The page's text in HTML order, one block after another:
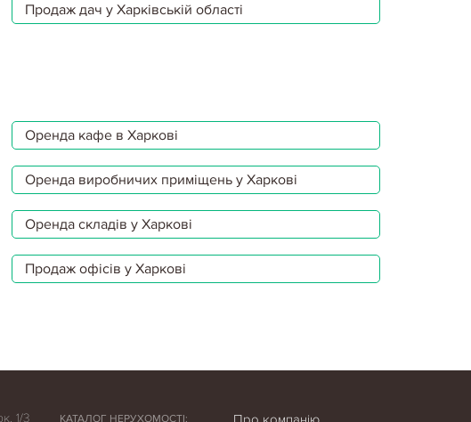
Продаж дач у Харківській області
Оренда кафе в Харкові
Оренда виробничих приміщень у Харкові
Оренда складів у Харкові
Продаж офісів у Харкові
1/3 КАТАЛОГ НЕРУХОМОСТІ: